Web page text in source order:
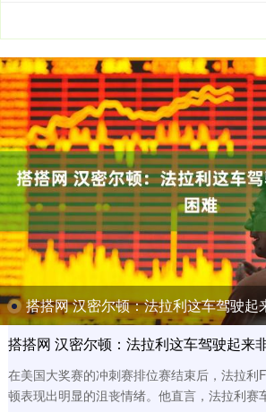
搭搭网 汉密尔顿：法拉利这车驾驶起
搭搭网 汉密尔顿：法拉利这车驾驶起来
在美国大奖赛的冲刺赛排位赛结束后，法拉利
顿表现出明显的沮丧情绪。他直言，法拉利赛